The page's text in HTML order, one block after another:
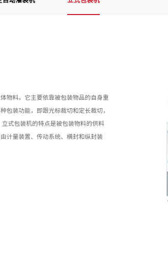
物料。它主要依靠被包装物品的自身重
包装功能，即跟光标裁切和定长裁切，
式包装机的特点是被包装物料的供料
计量装置、传动系统、横封和纵封装